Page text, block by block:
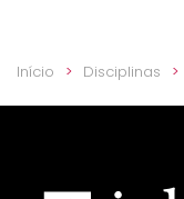
Início Disciplinas